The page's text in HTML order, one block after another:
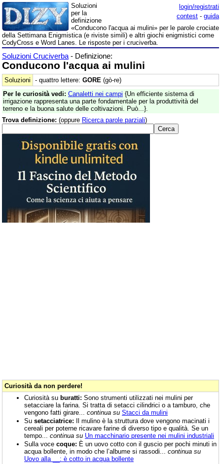
login/registrati
contest - guida
Soluzioni
per la
definizione
«Conducono l'acqua ai mulini» per le parole crociate
della Settimana Enigmistica (e riviste simili) e altri giochi enigmistici come
CodyCross e Word Lanes. Le risposte per i cruciverba.
Soluzioni Cruciverba - Definizione:
Conducono l'acqua ai mulini
Soluzioni - quattro lettere: GORE (gò-re)
Per le curiosità vedi: Canaletti nei campi {Un efficiente sistema di
irrigazione rappresenta una parte fondamentale per la produttività del
terreno e la buona salute delle coltivazioni. Può...}.
Trova definizione: (oppure Ricerca parole parziali)
Curiosità da non perdere!
Curiosità su buratti: Sono strumenti utilizzati nei mulini per
setacciare la farina. Si tratta di setacci cilindrici o a tamburo, che
vengono fatti girare... continua su Stacci da mulini
Su setacciatrice: Il mulino è la struttura dove vengono macinati i
cereali per poterne ricavare farine di diverso tipo e qualità. Se un
tempo... continua su Un macchinario presente nei mulini industriali
Sulla voce coque: È un uovo cotto con il guscio per pochi minuti in
acqua bollente, in modo che l’albume si rassodi... continua su
Uovo alla __: è cotto in acqua bollente